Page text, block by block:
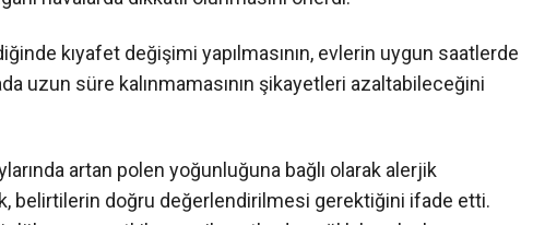
kıyafet değişimi yapılmasının, evlerin uygun saatlerde
uzun süre kalınmamasının şikayetleri azaltabileceğini
artan polen yoğunluğuna bağlı olarak alerjik
belirtilerin doğru değerlendirilmesi gerektiğini ifade etti.